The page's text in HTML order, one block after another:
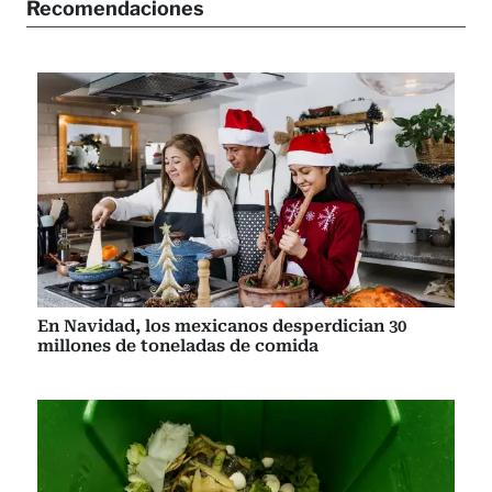
Recomendaciones
En Navidad, los mexicanos desperdician 30
millones de toneladas de comida